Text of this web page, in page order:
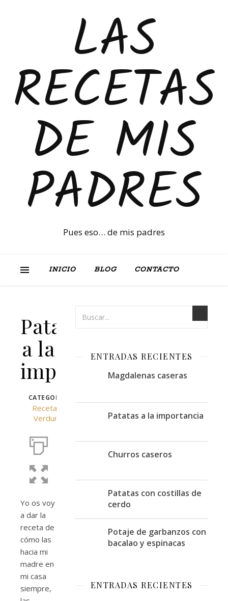
LAS
RECETAS
DE MIS
PADRES
Pues eso… de mis padres
INICIO BLOG CONTACTO
Patatas
a la
importancia
CATEGORÍA
Recetas
Verdura
Yo os voy
a dar la
receta de
cómo las
hacia mi
madre en
mi casa
siempre,
ENTRADAS RECIENTES
Magdalenas caseras
Patatas a la importancia
Churros caseros
Patatas con costillas de
cerdo
Potaje de garbanzos con
bacalao y espinacas
ENTRADAS RECIENTES